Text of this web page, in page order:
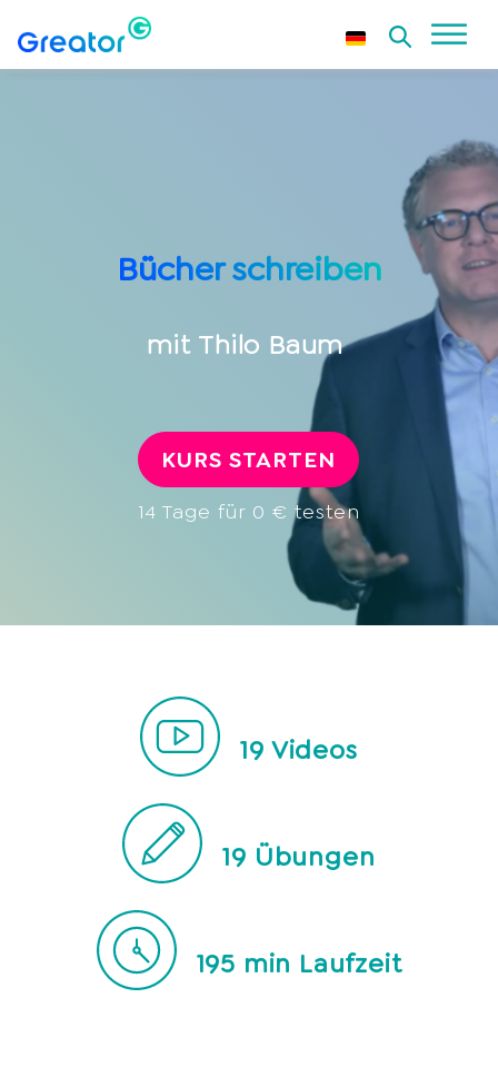
Bücher schreiben
mit Thilo Baum
KURS STARTEN
14 Tage für 0 € testen
19 Videos
19 Übungen
195 min Laufzeit